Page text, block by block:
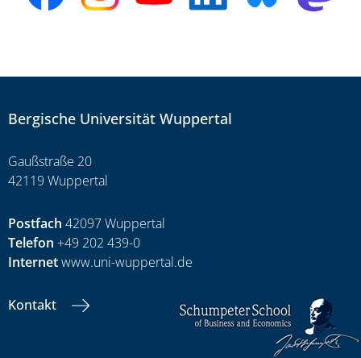
Bergische Universität Wuppertal
Gaußstraße 20
42119 Wuppertal
Postfach 42097 Wuppertal
Telefon +49 202 439-0
Internetwww.uni-wuppertal.de
Kontakt